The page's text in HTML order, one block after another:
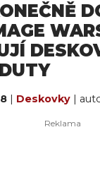
| Deskovky |